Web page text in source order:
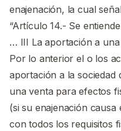
enajenación, la cual
“Artículo 14.- Se
… III La aportación a una
Por lo anterior el o los
aportación a la sociedad
una venta para efectos
(si su enajenación
con todos los requisitos